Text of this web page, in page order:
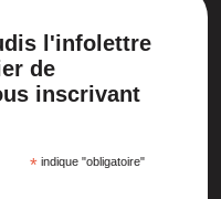
l'infolettre
de
inscrivant
*indique "obligatoire"